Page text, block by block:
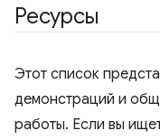
Ресурсы
Этот список
демонстраций и
работы. Если вы